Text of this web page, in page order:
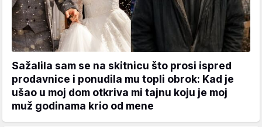
Sažalila sam se na skitnicu što prosi ispred
prodavnice i ponudila mu topli obrok: Kad je
ušao u moj dom otkriva mi tajnu koju je moj
muž godinama krio od mene